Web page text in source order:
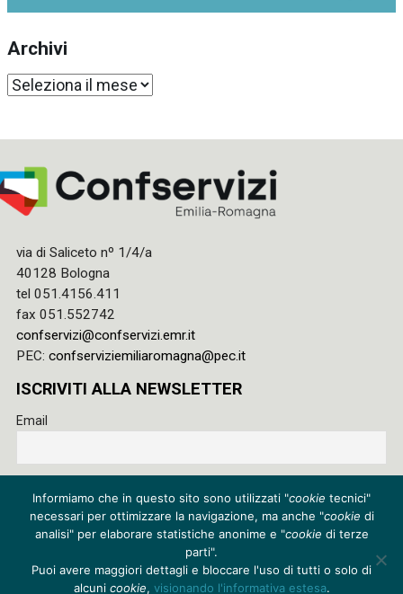
Archivi
Archivi
via di Saliceto nº 1/4/a
40128 Bologna
tel 051.4156.411
fax 051.552742
confservizi@confservizi.emr.it
PEC: confserviziemiliaromagna@pec.it
ISCRIVITI ALLA NEWSLETTER
Email
al trattamento dei miei dati
Privacy policy
Cookie policy
Credits
Informiamo che in questo sito sono utilizzati "cookie tecnici"
necessari per ottimizzare la navigazione, ma anche "cookie di
analisi" per elaborare statistiche anonime e "cookie di terze
parti".
Puoi avere maggiori dettagli e bloccare l'uso di tutti o solo di
alcuni cookie, visionando l'informativa estesa.